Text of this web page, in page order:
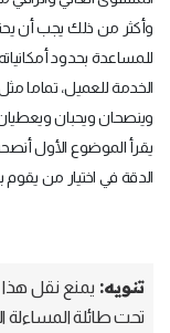
وأكثر من ذلك يجب أن
للمساعدة بحدود
الخدمة للعميل، تماما
وينصحان ويحبان
يقرأ الموضوع الأول
الدقة في اختيار من
تنويه: يمنع نقل هذا
تحت طائلة المساءلة